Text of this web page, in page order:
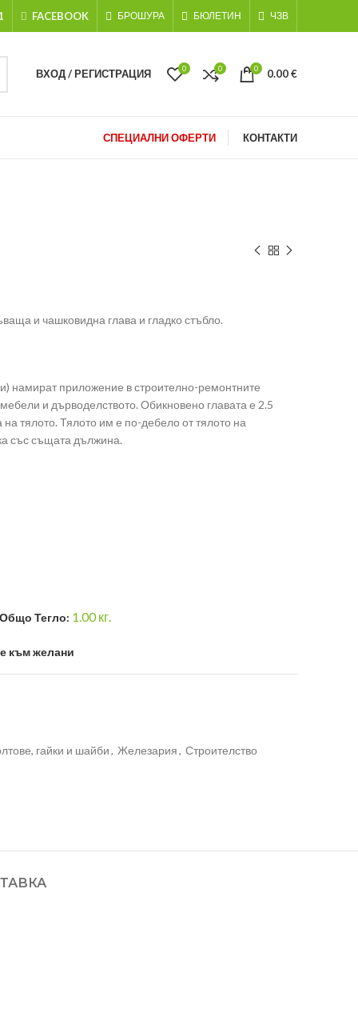
FACEBOOK БРОШУРА БЮЛЕТИН ЧЗВ
ВХОД / РЕГИСТРАЦИЯ 0 0 0 0.00€
СПЕЦИАЛНИ ОФЕРТИ КОНТАКТИ
и чашковидна глава и гладко стъбло.
намират приложение в строително-ремонтните
и дърводелството. Обикновено главата е 2.5
тялото. Тялото им е по-дебело от тялото на
със същата дължина.
Общо Тегло: 1.00кг.
към желани
гайки и шайби, Железария, Строителство